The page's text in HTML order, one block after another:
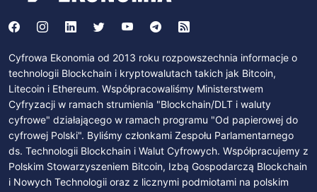
Cyfrowa Ekonomia od 2013 roku rozpowszechnia informacje o
technologii Blockchain i kryptowalutach takich jak Bitcoin,
Litecoin i Ethereum. Współpracowaliśmy Ministerstwem
Cyfryzacji w ramach strumienia "Blockchain/DLT i waluty
cyfrowe" działającego w ramach programu "Od papierowej do
cyfrowej Polski". Byliśmy członkami Zespołu Parlamentarnego
ds. Technologii Blockchain i Walut Cyfrowych. Współpracujemy z
Polskim Stowarzyszeniem Bitcoin, Izbą Gospodarczą Blockchain
i Nowych Technologii oraz z licznymi podmiotami na polskim